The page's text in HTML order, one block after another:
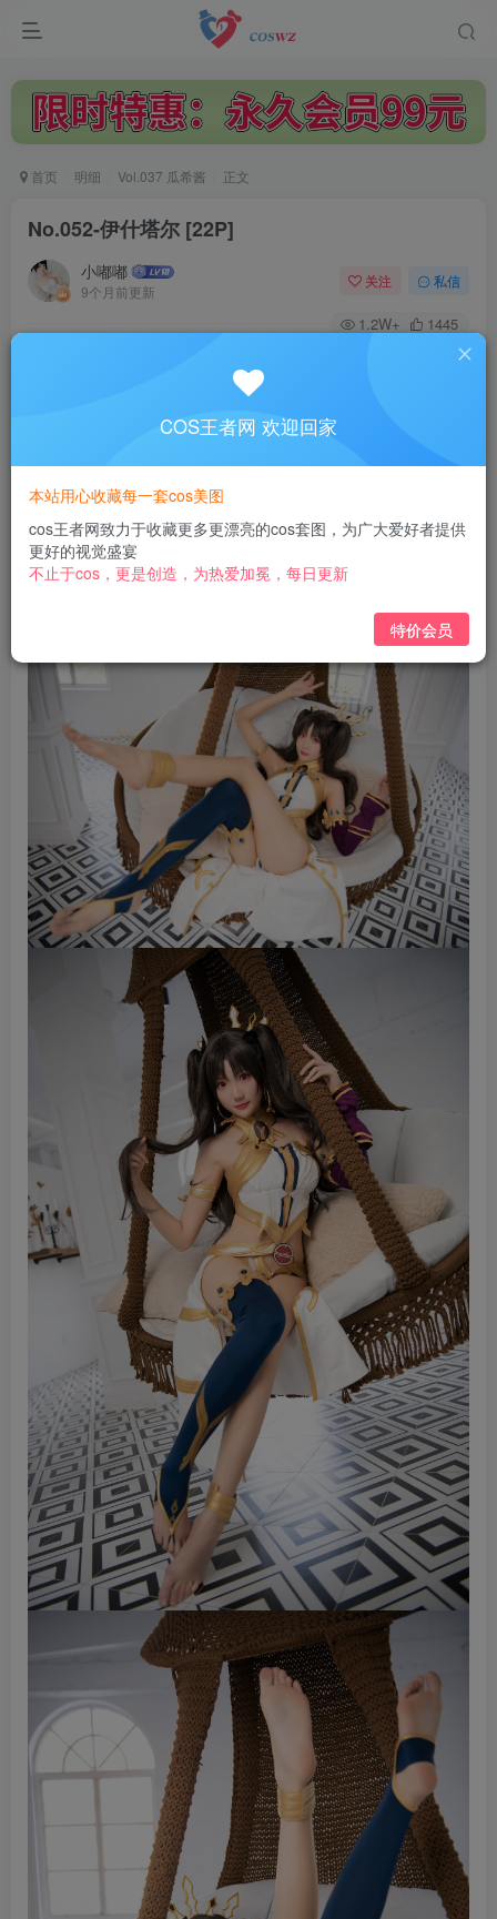
首页 明细 Vol.037 瓜希酱 正文
No.052-伊什塔尔 [22P]
小嘟嘟
9个月前更新
关注 私信
1.2W+ 1445
此内容为付费阅读，请付费后查看
3
黄金会员免费 钻石会员 免费
立即购买
COS王者网 欢迎回家
本站用心收藏每一套cos美图
cos王者网致力于收藏更多更漂亮的cos套图，为广大爱好者提供
更好的视觉盛宴
不止于cos，更是创造，为热爱加冕，每日更新
特价会员